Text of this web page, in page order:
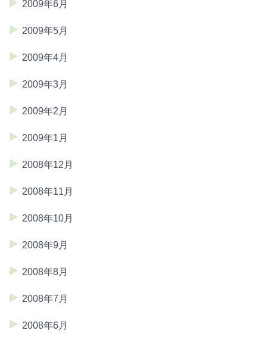
2009年6月
2009年5月
2009年4月
2009年3月
2009年2月
2009年1月
2008年12月
2008年11月
2008年10月
2008年9月
2008年8月
2008年7月
2008年6月